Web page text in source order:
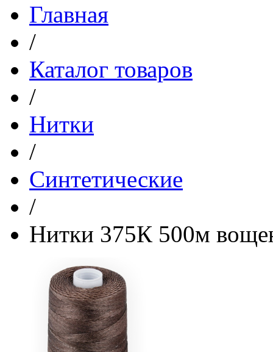
Главная
/
Каталог товаров
/
Нитки
/
Синтетические
/
Нитки 375К 500м